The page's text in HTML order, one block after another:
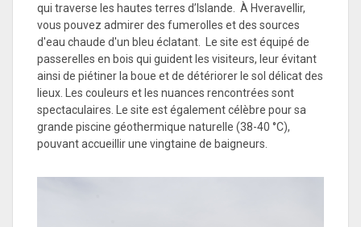
qui traverse les hautes terres d’Islande. À Hveravellir,
vous pouvez admirer des fumerolles et des sources
d'eau chaude d'un bleu éclatant. Le site est équipé de
passerelles en bois qui guident les visiteurs, leur évitant
ainsi de piétiner la boue et de détériorer le sol délicat des
lieux. Les couleurs et les nuances rencontrées sont
spectaculaires. Le site est également célèbre pour sa
grande piscine géothermique naturelle (38-40 °C),
pouvant accueillir une vingtaine de baigneurs.